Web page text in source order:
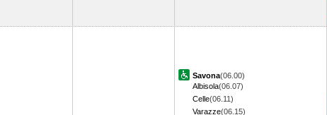
Savona(06.00)
Albisola(06.07)
Celle(06.11)
Varazze(06.15)